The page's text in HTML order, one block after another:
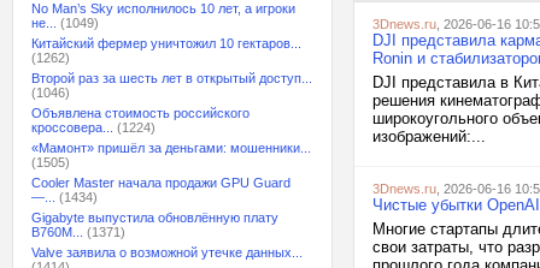
No Man’s Sky исполнилось 10 лет, а игроки
не...
(1049)
Китайский фермер уничтожил 10 гектаров...
(1262)
Второй раз за шесть лет в открытый доступ...
(1046)
Объявлена стоимость российского
кроссовера...
(1224)
«Мамонт» пришёл за деньгами: мошенники...
(1505)
Cooler Master начала продажи GPU Guard
—...
(1434)
Gigabyte выпустила обновлённую плату
B760M...
(1371)
Valve заявила о возможной утечке данных...
3Dnews.ru , 2026-06-16
DJI представила
Ronin и
DJI представила в
решения
широкоугольного
изображений:...
3Dnews.ru , 2026-06-16
Чистые убытки
Многие стартапы
свои затраты, что